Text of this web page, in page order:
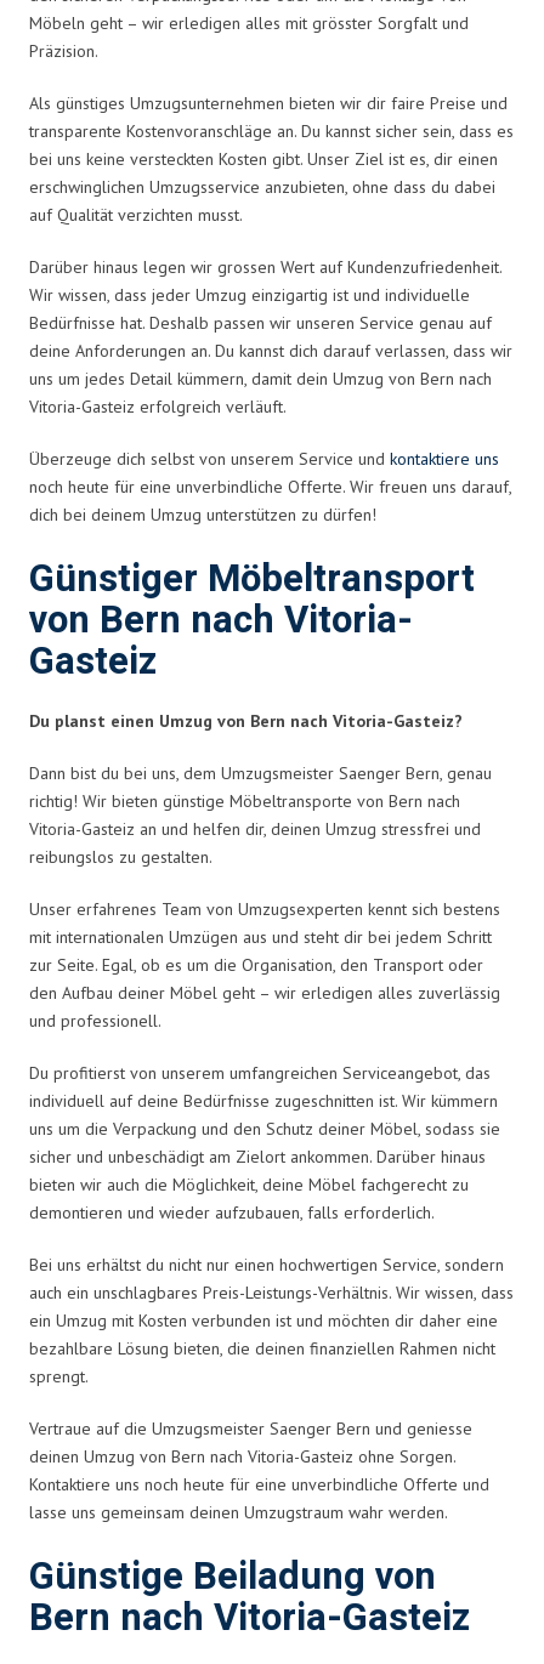
Möbeln geht – wir erledigen alles mit grösster Sorgfalt und
Präzision.
Als günstiges Umzugsunternehmen bieten wir dir faire Preise und
transparente Kostenvoranschläge an. Du kannst sicher sein, dass es
bei uns keine versteckten Kosten gibt. Unser Ziel ist es, dir einen
erschwinglichen Umzugsservice anzubieten, ohne dass du dabei
auf Qualität verzichten musst.
Darüber hinaus legen wir grossen Wert auf Kundenzufriedenheit.
Wir wissen, dass jeder Umzug einzigartig ist und individuelle
Bedürfnisse hat. Deshalb passen wir unseren Service genau auf
deine Anforderungen an. Du kannst dich darauf verlassen, dass wir
uns um jedes Detail kümmern, damit dein Umzug von Bern nach
Vitoria-Gasteiz erfolgreich verläuft.
Überzeuge dich selbst von unserem Service und kontaktiere uns
noch heute für eine unverbindliche Offerte. Wir freuen uns darauf,
dich bei deinem Umzug unterstützen zu dürfen!
Günstiger Möbeltransport
von Bern nach Vitoria-
Gasteiz
Du planst einen Umzug von Bern nach Vitoria-Gasteiz?
Dann bist du bei uns, dem Umzugsmeister Saenger Bern, genau
richtig! Wir bieten günstige Möbeltransporte von Bern nach
Vitoria-Gasteiz an und helfen dir, deinen Umzug stressfrei und
reibungslos zu gestalten.
Unser erfahrenes Team von Umzugsexperten kennt sich bestens
mit internationalen Umzügen aus und steht dir bei jedem Schritt
zur Seite. Egal, ob es um die Organisation, den Transport oder
den Aufbau deiner Möbel geht – wir erledigen alles zuverlässig
und professionell.
Du profitierst von unserem umfangreichen Serviceangebot, das
individuell auf deine Bedürfnisse zugeschnitten ist. Wir kümmern
uns um die Verpackung und den Schutz deiner Möbel, sodass sie
sicher und unbeschädigt am Zielort ankommen. Darüber hinaus
bieten wir auch die Möglichkeit, deine Möbel fachgerecht zu
demontieren und wieder aufzubauen, falls erforderlich.
Bei uns erhältst du nicht nur einen hochwertigen Service, sondern
auch ein unschlagbares Preis-Leistungs-Verhältnis. Wir wissen, dass
ein Umzug mit Kosten verbunden ist und möchten dir daher eine
bezahlbare Lösung bieten, die deinen finanziellen Rahmen nicht
sprengt.
Vertraue auf die Umzugsmeister Saenger Bern und geniesse
deinen Umzug von Bern nach Vitoria-Gasteiz ohne Sorgen.
Kontaktiere uns noch heute für eine unverbindliche Offerte und
lasse uns gemeinsam deinen Umzugstraum wahr werden.
Günstige Beiladung von
Bern nach Vitoria-Gasteiz